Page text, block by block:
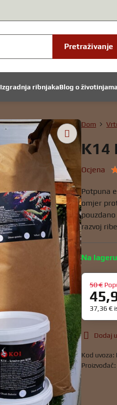
Pretraživanje
Izgradnja ribnjakaBlog o životinjama
Dom
K14
Ocjena
Potpuna
omjer
razvoj
Na lageru
50 €
37,36 €
Dodaj
Kod uvoza:
Proizvođač: